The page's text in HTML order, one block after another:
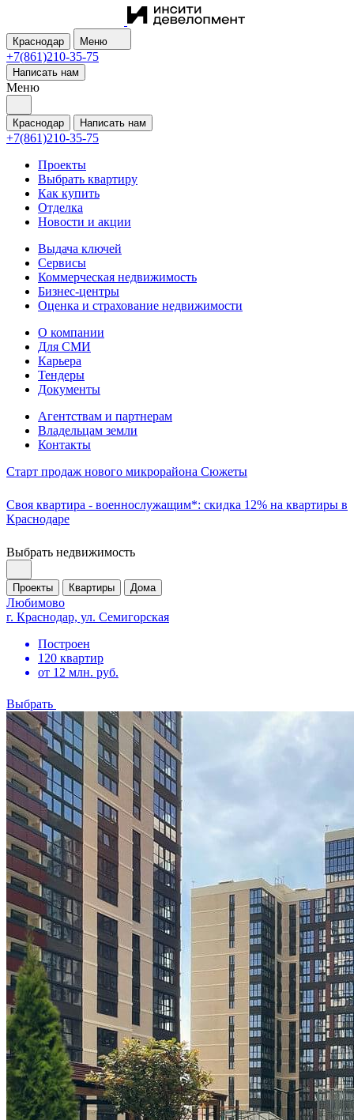
Краснодар Меню
+7(861)210-35-75
Написать нам
Меню
Краснодар Написать нам
+7(861)210-35-75
Проекты
Выбрать квартиру
Как купить
Отделка
Новости и акции
Выдача ключей
Сервисы
Коммерческая недвижимость
Бизнес-центры
Оценка и страхование недвижимости
О компании
Для СМИ
Карьера
Тендеры
Документы
Агентствам и партнерам
Владельцам земли
Контакты
Старт продаж нового микрорайона Сюжеты
Своя квартира - военнослужащим*: скидка 12% на квартиры в
Краснодаре
Выбрать недвижимость
Проекты Квартиры Дома
Любимово
г. Краснодар, ул. Семигорская
Построен
120 квартир
от 12 млн. руб.
Выбрать